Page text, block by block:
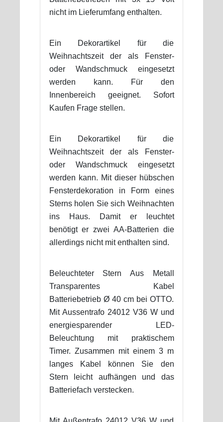
nicht im Lieferumfang enthalten.
Ein Dekorartikel für die
Weihnachtszeit der als Fenster-
oder Wandschmuck eingesetzt
werden kann. Für den
Innenbereich geeignet. Sofort
Kaufen Frage stellen.
Ein Dekorartikel für die
Weihnachtszeit der als Fenster-
oder Wandschmuck eingesetzt
werden kann. Mit dieser hübschen
Fensterdekoration in Form eines
Sterns holen Sie sich Weihnachten
ins Haus. Damit er leuchtet
benötigt er zwei AA-Batterien die
allerdings nicht mit enthalten sind.
Beleuchteter Stern Aus Metall
Transparentes Kabel
Batteriebetrieb Ø 40 cm bei OTTO.
Mit Aussentrafo 24012 V36 W und
energiesparender LED-
Beleuchtung mit praktischem
Timer. Zusammen mit einem 3 m
langes Kabel können Sie den
Stern leicht aufhängen und das
Batteriefach verstecken.